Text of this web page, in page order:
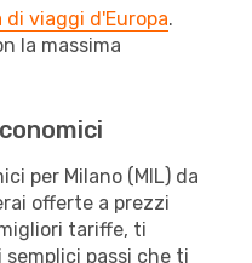
viaggi d'Europa.
la massima
per Milano (MIL) da
offerte a prezzi
tariffe, ti
passi che ti